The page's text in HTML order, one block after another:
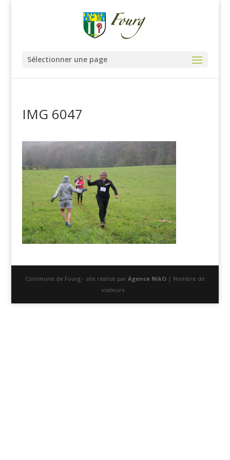
Sélectionner une page
IMG 6047
Commune de Fourg - site réalisé par Agence NikO| Nombre de
visiteurs